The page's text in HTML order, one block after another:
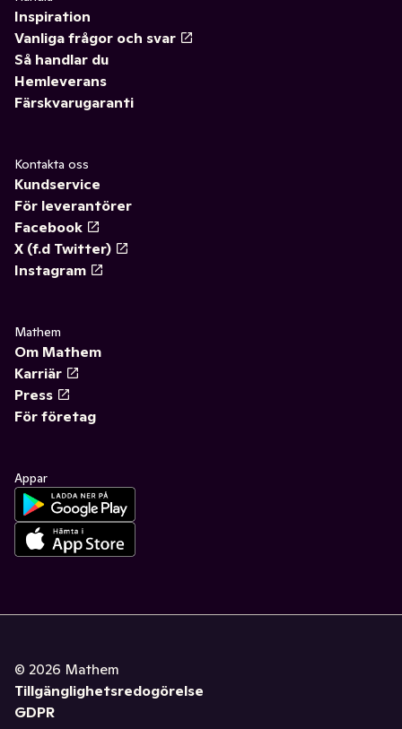
Inspiration
Vanliga frågor och svar
Så handlar du
Hemleverans
Färskvarugaranti
Kontakta oss
Kundservice
För leverantörer
Facebook
X (f.d Twitter)
Instagram
Mathem
Om Mathem
Karriär
Press
För företag
Appar
© 2026 Mathem
Tillgänglighetsredogörelse
GDPR